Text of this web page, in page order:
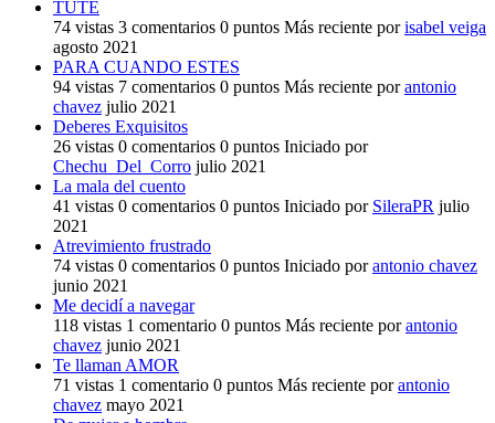
TUTE
74 vistas 3 comentarios 0 puntos Más reciente porisabel veiga
agosto 2021
PARA CUANDO ESTES
94 vistas 7 comentarios 0 puntos Más reciente porantonio
chavez julio 2021
Deberes Exquisitos
26 vistas 0 comentarios 0 puntos Iniciado por
Chechu_Del_Corro julio 2021
La mala del cuento
41 vistas 0 comentarios 0 puntos Iniciado por SileraPR julio
2021
Atrevimiento frustrado
74 vistas 0 comentarios 0 puntos Iniciado porantonio chavez
junio 2021
Me decidí a navegar
118 vistas 1 comentario 0 puntos Más reciente porantonio
chavez junio 2021
Te llaman AMOR
71 vistas 1 comentario 0 puntos Más reciente porantonio
chavez mayo 2021